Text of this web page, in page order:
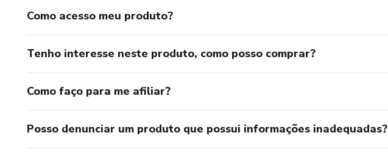
Como acesso meu produto?
Tenho interesse neste produto, como posso comprar?
Como faço para me afiliar?
Posso denunciar um produto que possui informações inadequadas?